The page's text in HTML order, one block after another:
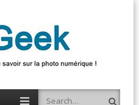
Search